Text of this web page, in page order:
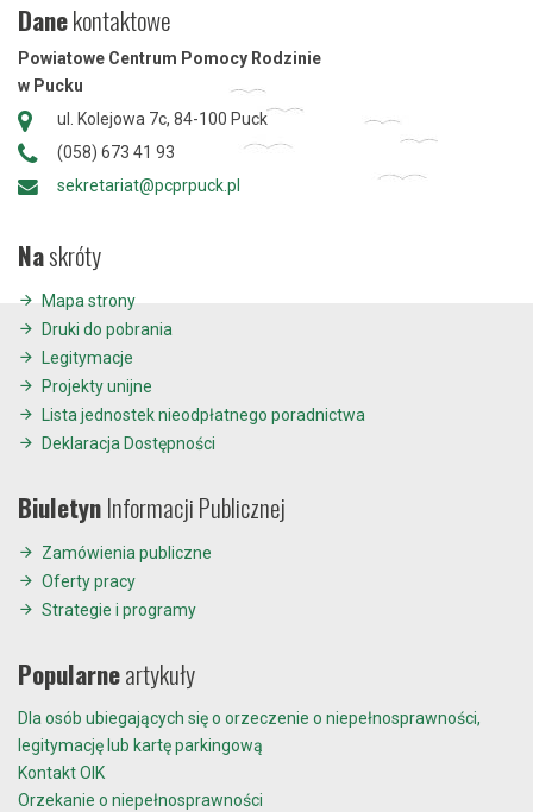
Danekontaktowe
Powiatowe Centrum Pomocy Rodzinie
w Pucku
ul. Kolejowa 7c, 84-100 Puck
(058) 673 41 93
sekretariat@pcprpuck.pl
Naskróty
Mapa strony
Druki do pobrania
Legitymacje
Projekty unijne
Lista jednostek nieodpłatnego poradnictwa
Deklaracja Dostępności
BiuletynInformacji Publicznej
Zamówienia publiczne
Oferty pracy
Strategie i programy
Popularneartykuły
Dla osób ubiegających się o orzeczenie o niepełnosprawności,
legitymację lub kartę parkingową
Kontakt OIK
Orzekanie o niepełnosprawności